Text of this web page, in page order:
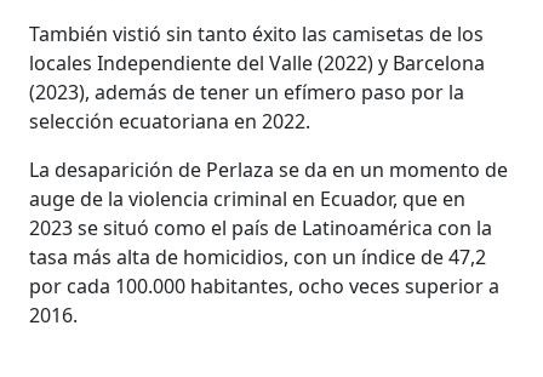
También vistió sin tanto éxito las camisetas de los
locales Independiente del Valle (2022) y Barcelona
(2023), además de tener un efímero paso por la
selección ecuatoriana en 2022.
La desaparición de Perlaza se da en un momento de
auge de la violencia criminal en Ecuador, que en
2023 se situó como el país de Latinoamérica con la
tasa más alta de homicidios, con un índice de 47,2
por cada 100.000 habitantes, ocho veces superior a
2016.